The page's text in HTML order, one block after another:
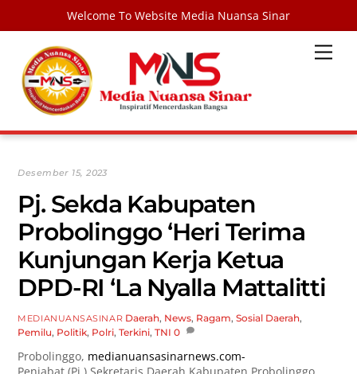
Welcome To Website Media Nuansa Sinar
content
Desember 15, 2023
Pj. Sekda Kabupaten
Probolinggo ‘Heri Terima
Kunjungan Kerja Ketua
DPD-RI ‘La Nyalla Mattalitti
MEDIANUANSASINAR Daerah, News, Ragam,Sosial Daerah,
Pemilu, Politik, Polri,Terkini,TNI 0
Probolinggo, medianuansasinarnews.com-